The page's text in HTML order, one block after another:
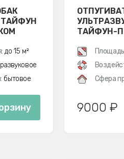
ТАЙФУН
до 15 м²
бытовое
ТАЙФУН-
Сфера
9000 ₽